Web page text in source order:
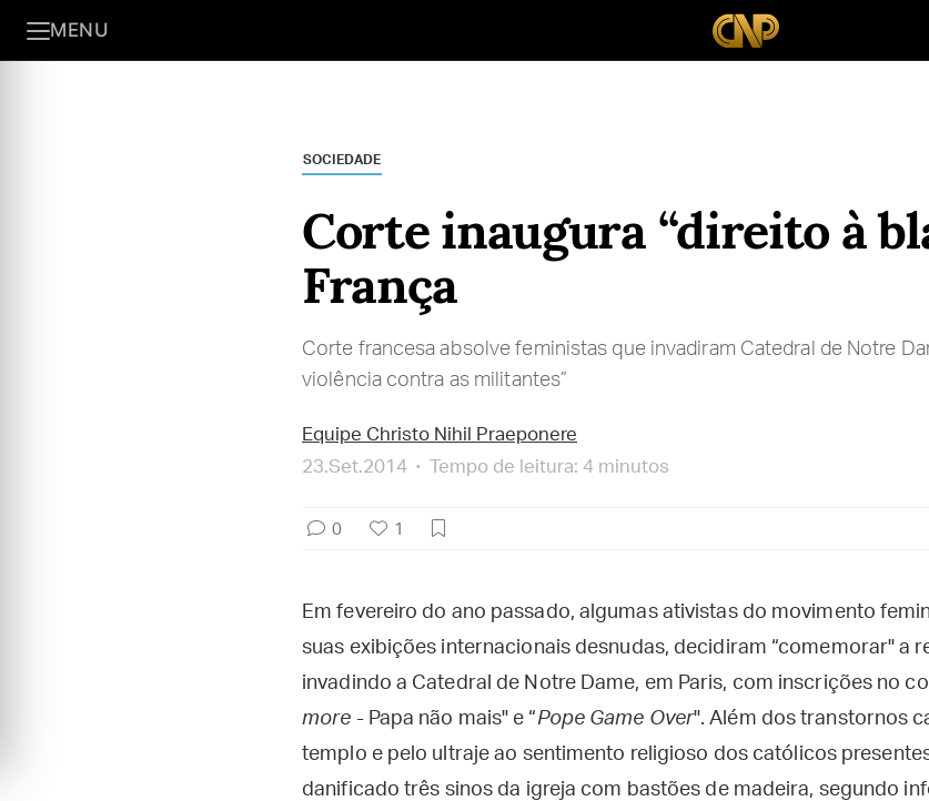
MENU
SOCIEDADE
Corte inaugura “direito à
França
Corte francesa absolve feministas que invadiram Catedral de Notre
violência contra as militantes”
Equipe Christo Nihil Praeponere
23.Set.2014
Tempo de leitura: 4 minutos
0 1
Em fevereiro do ano passado, algumas ativistas do movimento
suas exibições internacionais desnudas, decidiram “comemorar" a
invadindo a Catedral de Notre Dame, em Paris, com inscrições no
more - Papa não mais" e “Pope Game Over". Além dos transtornos
templo e pelo ultraje ao sentimento religioso dos católicos
danificado três sinos da igreja com bastões de madeira, segundo